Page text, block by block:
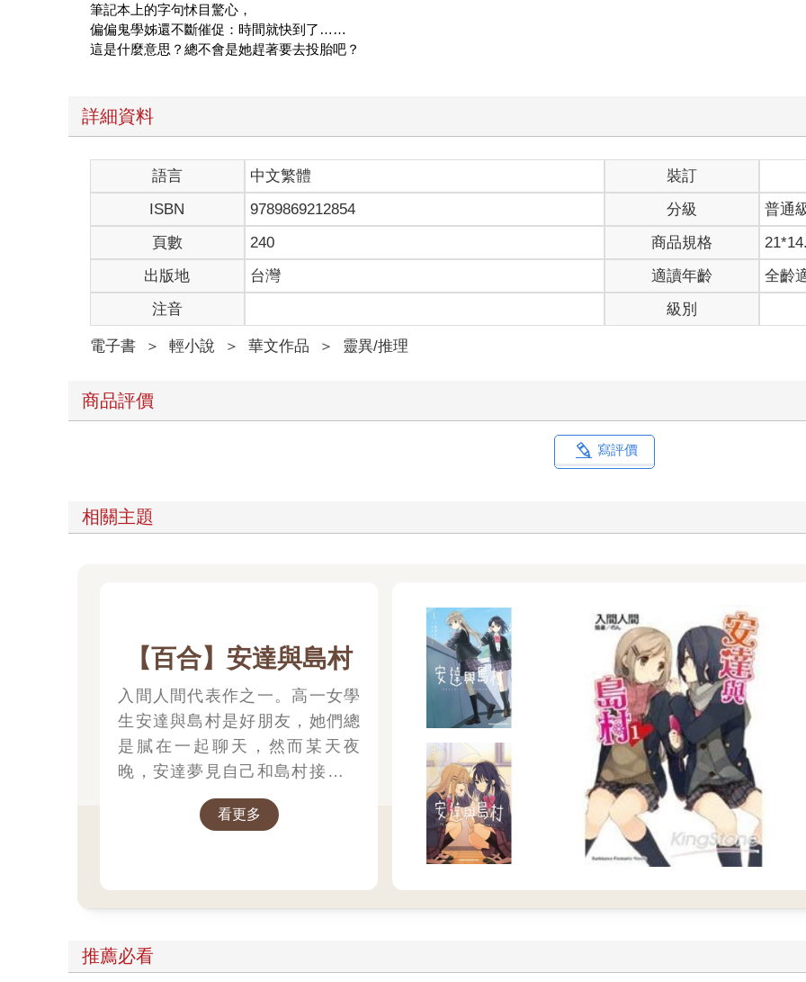
筆記本上的字句怵目驚心，
偏偏鬼學姊還不斷催促：時間就快到了……
這是什麼意思？總不會是她趕著要去投胎吧？
詳細資料
語言 中文繁體
裝訂
ISBN
9789869212854 分級
普通
頁數
240 商品規格
出版地
台灣 適讀年齡
全齡
注音
級別
電子書 ＞ 輕小說 ＞ 華文作品 ＞ 靈異/推理
商品評價
寫評價
相關主題
【百合】安達與島村
入間人間代表作之一。高一女學
生安達與島村是好朋友，她們總
是膩在一起聊天，然而某天夜
晚，安達夢見自己和島村接吻，
因此意識到了一份不一樣的情感!?
看更多
推薦必看